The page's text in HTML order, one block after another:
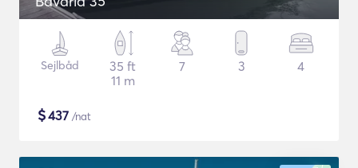
Sejlbåd
35 ft
11 m
7 3 4
$437 /nat